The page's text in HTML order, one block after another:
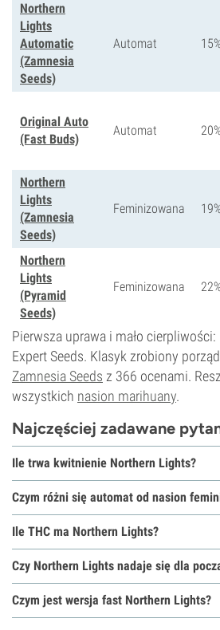
Northern
Lights
Automatic
(Zamnesia
Seeds)
Automat
Original Auto
(Fast Buds)
Automat
Northern
Lights
(Zamnesia
Seeds)
Feminizowana
Northern
Lights
(Pyramid
Seeds)
Feminizowana
Pierwsza uprawa i mało
Expert Seeds. Klasyk zrobiony
Zamnesia Seeds z 366 ocenami.
wszystkich nasion marihuany.
Najczęściej zadawane
Ile trwa kwitnienie Northern Lights?
Czym różni się automat od nasion
Ile THC ma Northern Lights?
Czy Northern Lights nadaje się dla
Czym jest wersja fast Northern Lights?